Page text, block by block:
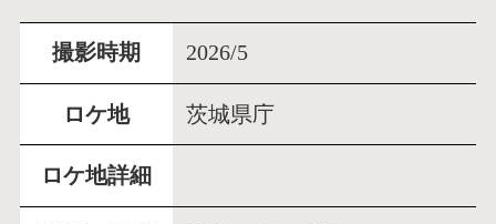
撮影時期 2026/5
ロケ地 茨城県庁
ロケ地詳細